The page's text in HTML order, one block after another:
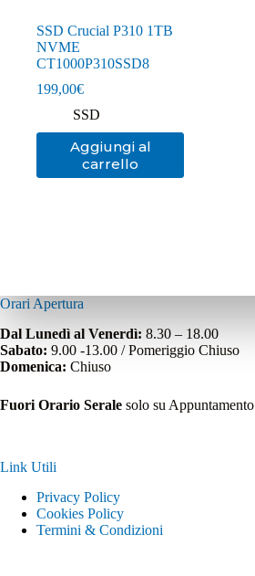
SSD Crucial P310 1TB
NVME
CT1000P310SSD8
199,00€
SSD
Aggiungi al
carrello
Orari Apertura
Dal Lunedì al Venerdì: 8.30 – 18.00
Sabato: 9.00 -13.00 / Pomeriggio Chiuso
Domenica: Chiuso
Fuori Orario Serale solo su Appuntamento
Link Utili
Privacy Policy
Cookies Policy
Termini & Condizioni